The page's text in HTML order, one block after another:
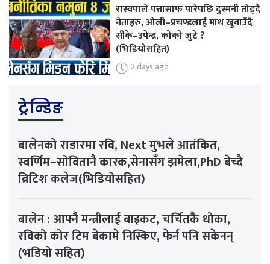
रास्वपाले पत्तासाफ पारेपछि दुस्मनी तोड्दै
नेताहरु, ओली–प्रचण्डलाई माथ खुवाउँदै
सीके–उपेन्द्र, कोको जुटे ?
(भिडियोसहित)
2 days ago
ट्रेन्डिङ
बालेनको राडारमा रवि, Next मुभले आतंकित,
स्वर्णिम–सोवितानै कारक,सेनासँग झमेला,PhD बेच्दै
ब्रिटिश कलेज(भिडियोसहित)
बालेन : आफ्नै मन्त्रीलाई बाइकट, चर्चितकै धोका,
रविको कोर टिम बेकामे निस्किए, फेर्न पनि सकेनन्
(भडियो सहित)